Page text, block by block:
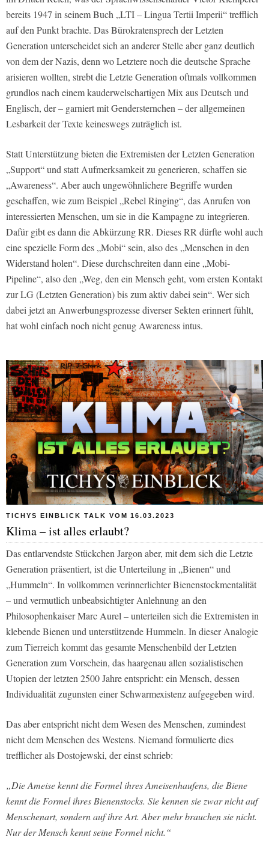
bereits 1947 in seinem Buch „LTI – Lingua Tertii Imperii“ trefflich
auf den Punkt brachte. Das Bürokratensprech der Letzten
Generation unterscheidet sich an anderer Stelle aber ganz deutlich
von dem der Nazis, denn wo Letztere noch die deutsche Sprache
arisieren wollten, strebt die Letzte Generation oftmals vollkommen
grundlos nach einem kauderwelschartigen Mix aus Deutsch und
Englisch, der – garniert mit Gendersternchen – der allgemeinen
Lesbarkeit der Texte keineswegs zuträglich ist.
Statt Unterstützung bieten die Extremisten der Letzten Generation
„Support“ und statt Aufmerksamkeit zu generieren, schaffen sie
„Awareness“. Aber auch ungewöhnlichere Begriffe wurden
geschaffen, wie zum Beispiel „Rebel Ringing“, das Anrufen von
interessierten Menschen, um sie in die Kampagne zu integrieren.
Dafür gibt es dann die Abkürzung RR. Dieses RR dürfte wohl auch
eine spezielle Form des „Mobi“ sein, also des „Menschen in den
Widerstand holen“. Diese durchschreiten dann eine „Mobi-
Pipeline“, also den „Weg, den ein Mensch geht, vom ersten Kontakt
zur LG (Letzten Generation) bis zum aktiv dabei sein“. Wer sich
dabei jetzt an Anwerbungsprozesse diverser Sekten erinnert fühlt,
hat wohl einfach noch nicht genug Awareness intus.
TICHYS EINBLICK TALK VOM 16.03.2023
Klima – ist alles erlaubt?
Das entlarvendste Stückchen Jargon aber, mit dem sich die Letzte
Generation präsentiert, ist die Unterteilung in „Bienen“ und
„Hummeln“. In vollkommen verinnerlichter Bienenstockmentalität
– und vermutlich unbeabsichtigter Anlehnung an den
Philosophenkaiser Marc Aurel – unterteilen sich die Extremisten in
klebende Bienen und unterstützende Hummeln. In dieser Analogie
zum Tierreich kommt das gesamte Menschenbild der Letzten
Generation zum Vorschein, das haargenau allen sozialistischen
Utopien der letzten 2500 Jahre entspricht: ein Mensch, dessen
Individualität zugunsten einer Schwarmexistenz aufgegeben wird.
Das aber entspricht nicht dem Wesen des Menschen, zumindest
nicht dem Menschen des Westens. Niemand formulierte dies
trefflicher als Dostojewski, der einst schrieb:
„Die Ameise kennt die Formel ihres Ameisenhaufens, die Biene
kennt die Formel ihres Bienenstocks. Sie kennen sie zwar nicht auf
Menschenart, sondern auf ihre Art. Aber mehr brauchen sie nicht.
Nur der Mensch kennt seine Formel nicht.“